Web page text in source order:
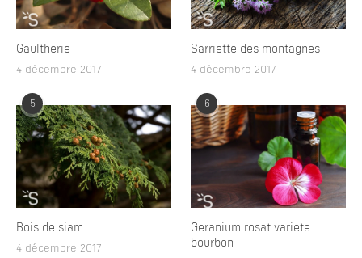
Gaultherie
4 décembre 2017
Sarriette des montagnes
4 décembre 2017
5
Bois de siam
4 décembre 2017
6
Geranium rosat variete
bourbon